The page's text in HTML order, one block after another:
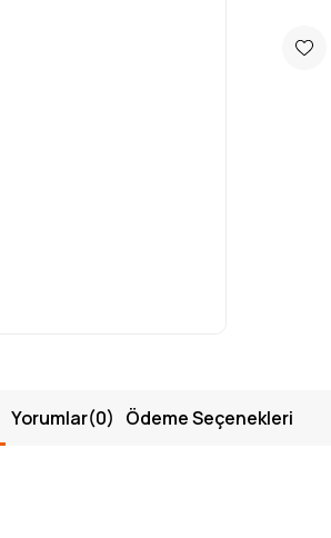
Yorumlar(0) Ödeme Seçenekleri